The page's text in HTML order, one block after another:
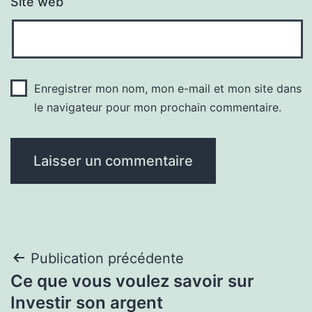
Enregistrer mon nom, mon e-mail et mon site dans
le navigateur pour mon prochain commentaire.
Navigation
de
Publication précédente
Ce que vous voulez savoir sur
Investir son argent